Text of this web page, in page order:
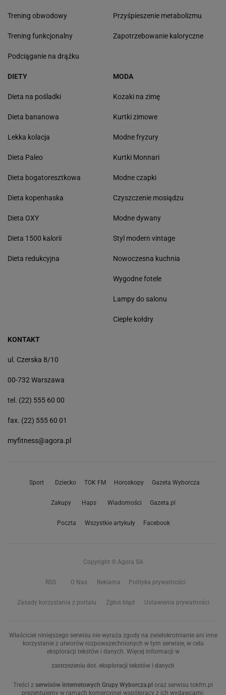
Trening obwodowy
Trening funkcjonalny
Podciąganie na drążku
Przyśpieszenie metabolizmu
Zapotrzebowanie kaloryczne
DIETY
Dieta na pośladki
Dieta bananowa
Lekka kolacja
Dieta Paleo
Dieta bogatoresztkowa
Dieta kopenhaska
Dieta OXY
Dieta 1500 kalorii
Dieta redukcyjna
MODA
Kozaki na zimę
Kurtki zimowe
Modne fryzury
Kurtki Monnari
Modne czapki
Czyszczenie mosiądzu
Modne dywany
Styl modern vintage
Nowoczesna kuchnia
Wygodne fotele
Lampy do salonu
Ciepłe kołdry
KONTAKT
ul. Czerska 8/10
00-732 Warszawa
tel. (22) 555 60 00
fax. (22) 555 60 01
myfitness@agora.pl
Sport Dziecko TOK FM Horoskopy Gazeta Wyborcza
Zakupy Haps Wiadomości Gazeta.pl
Poczta Wszystkie artykuły Facebook
Copyright © Agora SA
RSS O Nas Reklama Polityka prywatności
Zasady korzystania z portalu Zgłoś błąd Ustawienia prywatności
Właściciel niniejszego serwisu nie wyraża zgody na zwielokrotnianie ani inne
korzystanie z utworów rozpowszechnionych w tym serwisie, w celu
eksploracji tekstów i danych. Więcej informacji w
zastrzeżeniu dot. eksploracji tekstów i danych
Treści z serwisów internetowych Grupy Wyborcza.pl oraz serwisu tokfm.pl
prezentujemy w ramach komercyjnej współpracy z ich wydawcami: